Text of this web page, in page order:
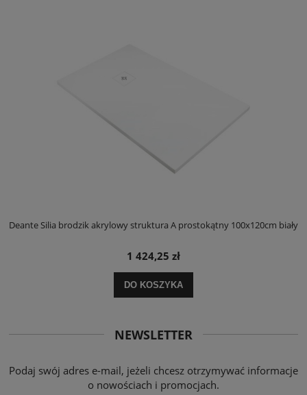
Deante Silia brodzik akrylowy struktura A prostokątny 100x120cm biały
1 424,25 zł
DO KOSZYKA
NEWSLETTER
Podaj swój adres e-mail, jeżeli chcesz otrzymywać informacje
o nowościach i promocjach.